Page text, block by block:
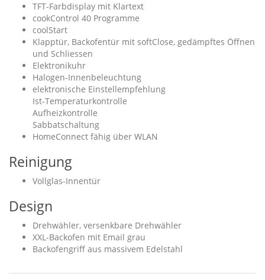
TFT-Farbdisplay mit Klartext
cookControl 40 Programme
coolStart
Klapptür, Backofentür mit softClose, gedämpftes Öffnen
und Schliessen
Elektronikuhr
Halogen-Innenbeleuchtung
elektronische Einstellempfehlung
Ist-Temperaturkontrolle
Aufheizkontrolle
Sabbatschaltung
HomeConnect fähig über WLAN
Reinigung
Vollglas-Innentür
Design
Drehwähler, versenkbare Drehwähler
XXL-Backofen mit Email grau
Backofengriff aus massivem Edelstahl